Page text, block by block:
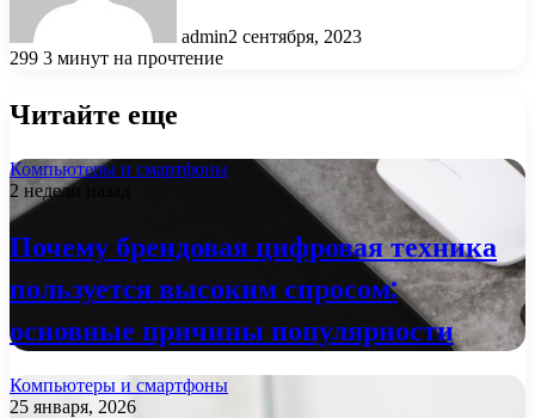
admin2 сентября, 2023
299 3 минут на прочтение
Читайте еще
Компьютеры и смартфоны
2 недели назад
Почему брендовая цифровая техника
пользуется высоким спросом:
основные причины популярности
Компьютеры и смартфоны
25 января, 2026